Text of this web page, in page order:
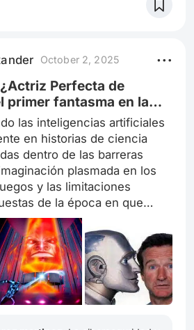
antiguos de las historias de
los clásicos slashers
Art, el payaso. Pero tamb
October 2, 2025
Perfecta de
primer fantasma en la
las inteligencias artificiales
en historias de ciencia
dentro de las barreras
plasmada en los
y las limitaciones
de la época en que
han sido caracterizadas
veces como formas de
frías, calculadoras y
Más sin embargo, se
en un mundo digital sin
circuitos, programas,